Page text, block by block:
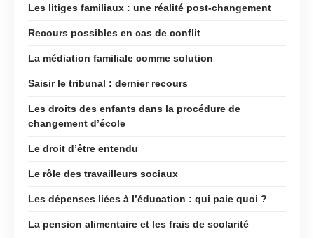
Les litiges familiaux : une réalité post-changement
Recours possibles en cas de conflit
La médiation familiale comme solution
Saisir le tribunal : dernier recours
Les droits des enfants dans la procédure de
changement d’école
Le droit d’être entendu
Le rôle des travailleurs sociaux
Les dépenses liées à l’éducation : qui paie quoi ?
La pension alimentaire et les frais de scolarité